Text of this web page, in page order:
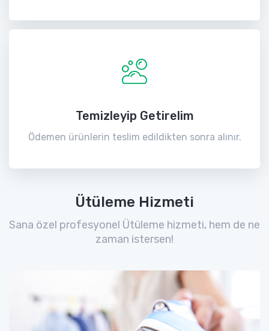
Temizleyip Getirelim
Ödemen ürünlerin teslim edildikten sonra alınır.
Ütüleme Hizmeti
Sana özel profesyonel Ütüleme hizmeti, hem de ne
zaman istersen!